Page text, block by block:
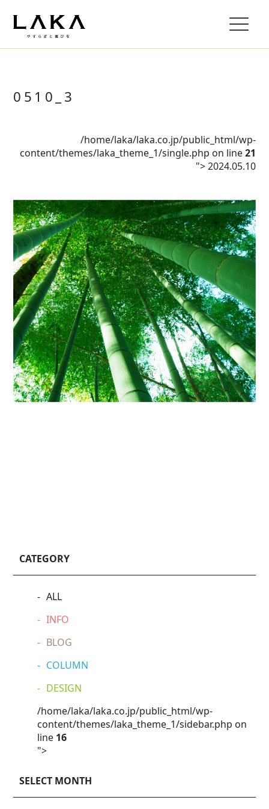
0510_3
/home/laka/laka.co.jp/public_html/wp-
content/themes/laka_theme_1/single.php on line21
">2024.05.10
CATEGORY
ALL
INFO
BLOG
COLUMN
DESIGN
/home/laka/laka.co.jp/public_html/wp-
content/themes/laka_theme_1/sidebar.php on
line 16
">
SELECT MONTH